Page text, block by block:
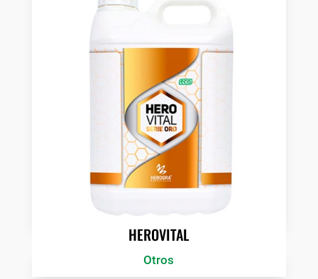
HEROVITAL
Otros